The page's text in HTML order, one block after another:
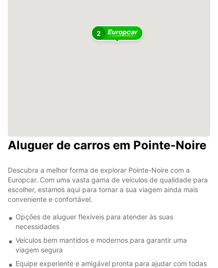
2
Aluguer de carros em Pointe-Noire
Descubra a melhor forma de explorar Pointe-Noire com a
Europcar. Com uma vasta gama de veículos de qualidade para
escolher, estamos aqui para tornar a sua viagem ainda mais
conveniente e confortável.
Opções de aluguer flexíveis para atender às suas
necessidades
Veículos bem mantidos e modernos para garantir uma
viagem segura
Equipe experiente e amigável pronta para ajudar com todas